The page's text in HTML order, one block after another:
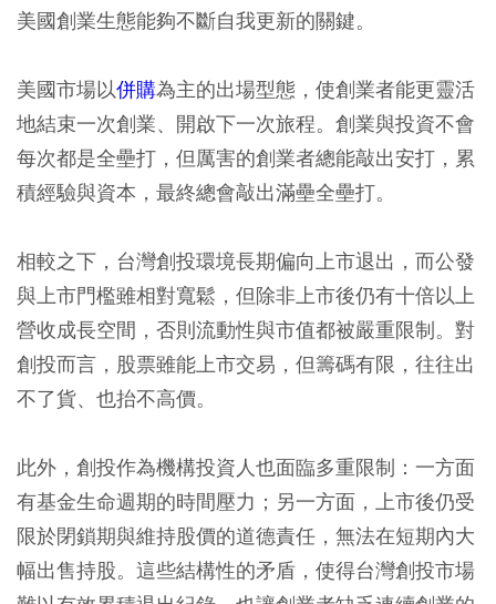
美國創業生態能夠不斷自我更新的關鍵。
美國市場以併購為主的出場型態，使創業者能更靈活
地結束一次創業、開啟下一次旅程。創業與投資不會
每次都是全壘打，但厲害的創業者總能敲出安打，累
積經驗與資本，最終總會敲出滿壘全壘打。
相較之下，台灣創投環境長期偏向上市退出，而公發
與上市門檻雖相對寬鬆，但除非上市後仍有十倍以上
營收成長空間，否則流動性與市值都被嚴重限制。對
創投而言，股票雖能上市交易，但籌碼有限，往往出
不了貨、也抬不高價。
此外，創投作為機構投資人也面臨多重限制：一方面
有基金生命週期的時間壓力；另一方面，上市後仍受
限於閉鎖期與維持股價的道德責任，無法在短期內大
幅出售持股。這些結構性的矛盾，使得台灣創投市場